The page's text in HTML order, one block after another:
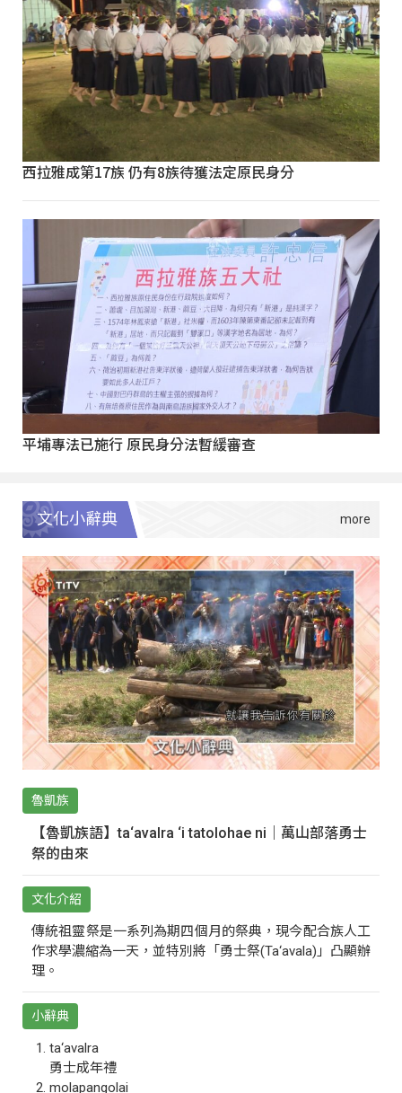
西拉雅成第17族 仍有8族待獲法定原民身分
平埔專法已施行 原民身分法暫緩審查
文化小辭典
魯凱族
【魯凱族語】ta‘avalra ‘i tatolohae ni｜萬山部落勇士
祭的由來
文化介紹
傳統祖靈祭是一系列為期四個月的祭典，現今配合族人工
作求學濃縮為一天，並特別將「勇士祭(Ta‘avala)」凸顯辦
理。
小辭典
ta‘avalra
勇士成年禮
molapangolai